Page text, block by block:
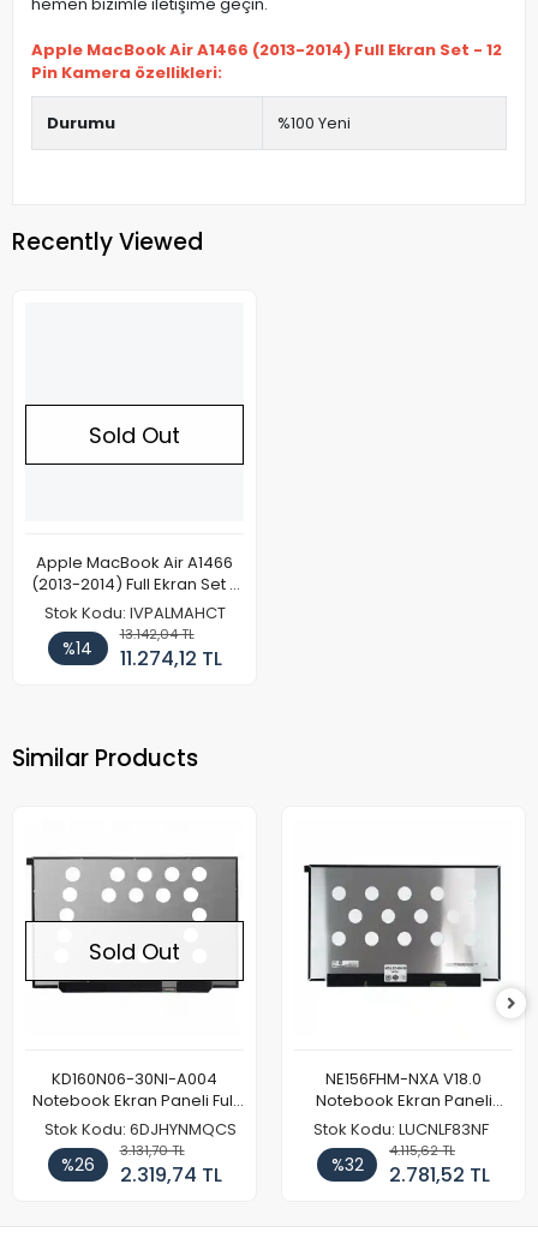
Apple MacBook Air A1466 (2013-2014) Full Ekran Set - 12
Pin Kamera özellikleri:
Durumu %100 Yeni
Recently Viewed
Sold Out
Apple MacBook Air A1466
(2013-2014) Full Ekran Set -
12 Pin Kamera
Stok Kodu: IVPALMAHCT
%14
13.142,04 TL
11.274,12 TL
Similar Products
Sold Out
KD160N06-30NI-A004
Notebook Ekran Paneli Full
HD
Stok Kodu: 6DJHYNMQCS
%26
3.131,70 TL
2.319,74 TL
NE156FHM-NXA V18.0
Notebook Ekran Paneli
144Hz
Stok Kodu: LUCNLF83NF
%32
4.115,62 TL
2.781,52 TL